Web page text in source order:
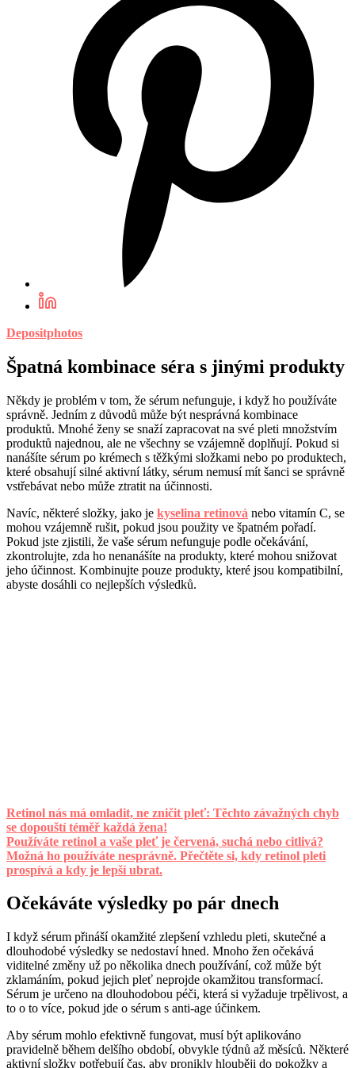
Depositphotos
Špatná kombinace séra s jinými produkty
Někdy je problém v tom, že sérum nefunguje, i když ho používáte
správně. Jedním z důvodů může být nesprávná kombinace
produktů. Mnohé ženy se snaží zapracovat na své pleti množstvím
produktů najednou, ale ne všechny se vzájemně doplňují. Pokud si
nanášíte sérum po krémech s těžkými složkami nebo po produktech,
které obsahují silné aktivní látky, sérum nemusí mít šanci se správně
vstřebávat nebo může ztratit na účinnosti.
Navíc, některé složky, jako je kyselina retinová nebo vitamín C, se
mohou vzájemně rušit, pokud jsou použity ve špatném pořadí.
Pokud jste zjistili, že vaše sérum nefunguje podle očekávání,
zkontrolujte, zda ho nenanášíte na produkty, které mohou snižovat
jeho účinnost. Kombinujte pouze produkty, které jsou kompatibilní,
abyste dosáhli co nejlepších výsledků.
Retinol nás má omladit, ne zničit pleť: Těchto závažných chyb
se dopouští téměř každá žena!
Používáte retinol a vaše pleť je červená, suchá nebo citlivá?
Možná ho používáte nesprávně. Přečtěte si, kdy retinol pleti
prospívá a kdy je lepší ubrat.
Očekáváte výsledky po pár dnech
I když sérum přináší okamžité zlepšení vzhledu pleti, skutečné a
dlouhodobé výsledky se nedostaví hned. Mnoho žen očekává
viditelné změny už po několika dnech používání, což může být
zklamáním, pokud jejich pleť neprojde okamžitou transformací.
Sérum je určeno na dlouhodobou péči, která si vyžaduje trpělivost, a
to o to více, pokud jde o sérum s anti-age účinkem.
Aby sérum mohlo efektivně fungovat, musí být aplikováno
pravidelně během delšího období, obvykle týdnů až měsíců. Některé
aktivní složky potřebují čas, aby pronikly hlouběji do pokožky a